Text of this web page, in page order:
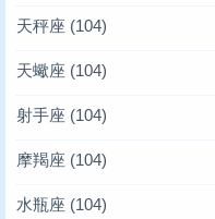
天秤座 (104)
天蠍座 (104)
射手座 (104)
摩羯座 (104)
水瓶座 (104)